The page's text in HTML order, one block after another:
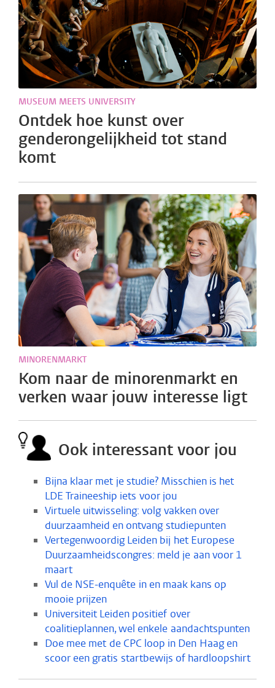
MUSEUM MEETS UNIVERSITY
Ontdek hoe kunst over
genderongelijkheid tot stand
komt
MINORENMARKT
Kom naar de minorenmarkt en
verken waar jouw interesse ligt
Ook interessant voor jou
Bijna klaar met je studie? Misschien is het
LDE Traineeship iets voor jou
Virtuele uitwisseling: volg vakken over
duurzaamheid en ontvang studiepunten
Vertegenwoordig Leiden bij het Europese
Duurzaamheidscongres: meld je aan voor 1
maart
Vul de NSE-enquête in en maak kans op
mooie prijzen
Universiteit Leiden positief over
coalitieplannen, wel enkele aandachtspunten
Doe mee met de CPC loop in Den Haag en
scoor een gratis startbewijs of hardloopshirt